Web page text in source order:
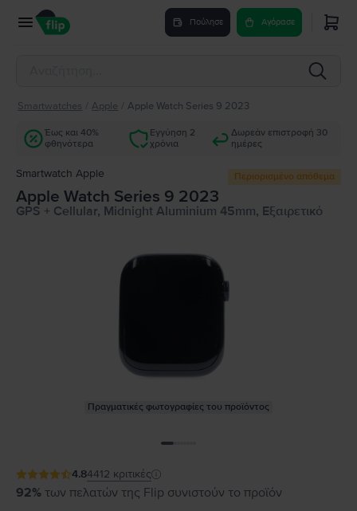
Πούλησε Αγόρασε
Smartwatches Apple Apple Watch Series 9 2023
Έως και 40%
φθηνότερα
Εγγύηση 2
χρόνια
Δωρεάν επιστροφή 30
ημέρες
Smartwatch Apple Περιορισμένο απόθεμα
Apple Watch Series 9 2023
GPS + Cellular, Midnight Aluminium 45mm, Εξαιρετικό
Πραγματικές φωτογραφίες του προϊόντος
4.84412 κριτικές
92% των πελατών της Flip συνιστούν το προϊόν